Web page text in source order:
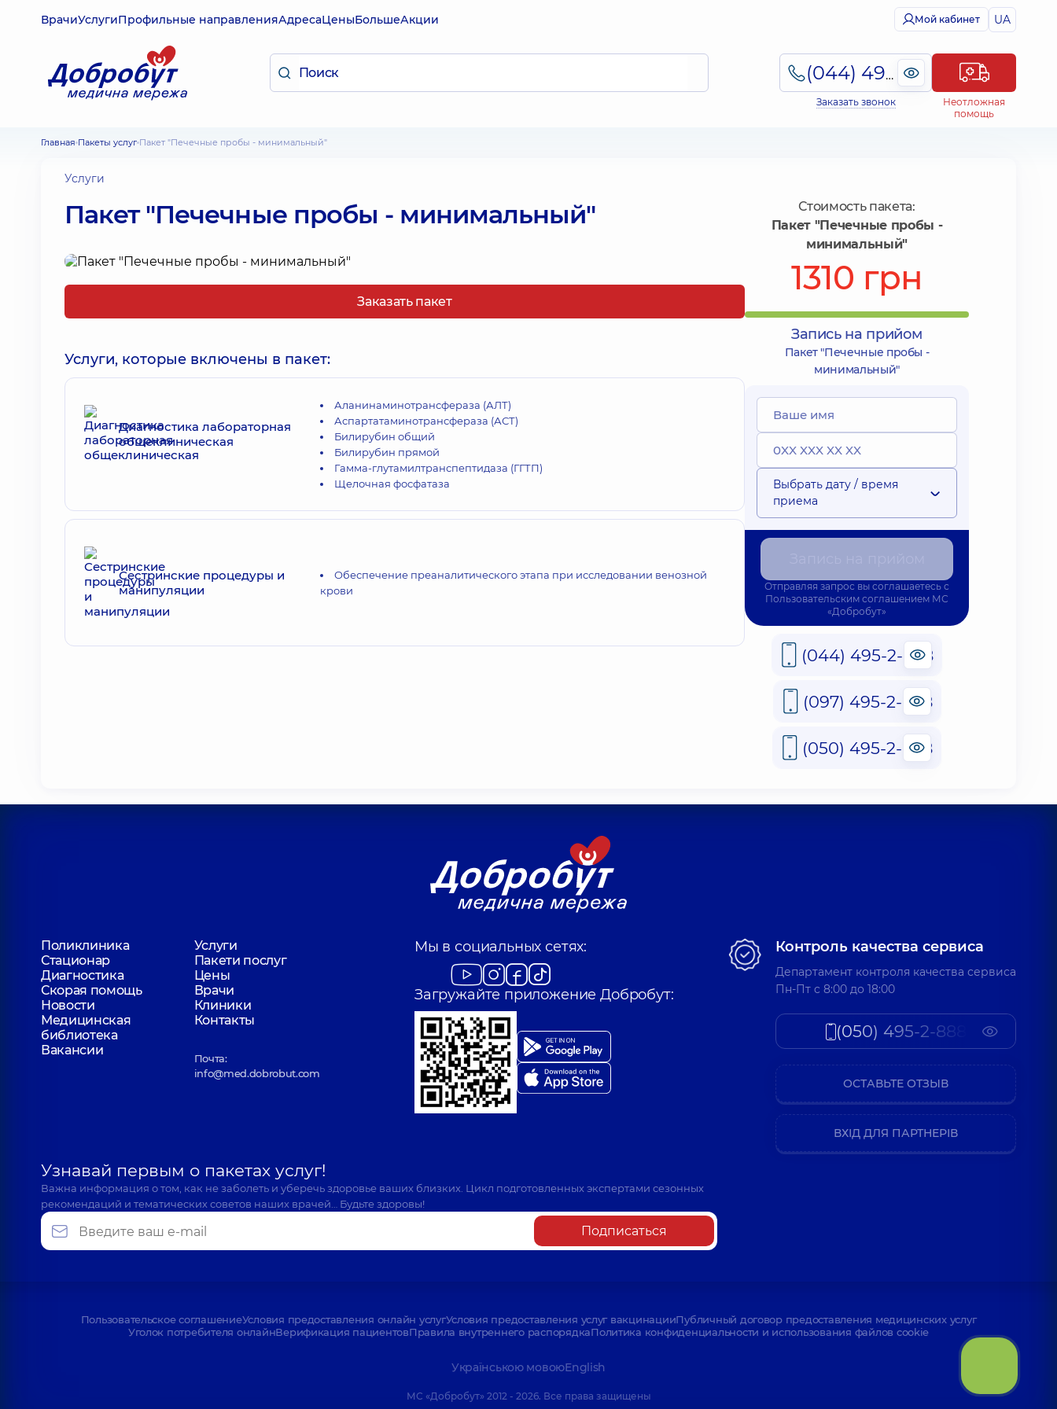
ВрачиУслугиПрофильные направленияАдресаЦеныБольшеАкции Мой кабинет UA
(044) 495-2-888
Заказать звонок
Неотложная
помощь
Главная Пакеты услуг Пакет "Печечные пробы - минимальный"
Услуги
Пакет "Печечные пробы - минимальный"
Заказать пакет
Услуги, которые включены в пакет:
Диагностика лабораторная
общеклиническая
Аланинаминотрансфераза (АЛТ)
Аспартатаминотрансфераза (АСТ)
Билирубин общий
Билирубин прямой
Гамма-глутамилтранспептидаза (ГГТП)
Щелочная фосфатаза
Сестринские процедуры и
манипуляции
Обеспечение преаналитического этапа при исследовании венозной
крови
Стоимость пакета:
Пакет "Печечные пробы -
минимальный"
1310 грн
Запись на прийом
Пакет "Печечные пробы -
минимальный"
Выбрать дату / время
приема
Отправляя запрос вы соглашаетесь с
Пользовательским соглашением МС
«Добробут»
(044) 495-2-888
(097) 495-2-888
(050) 495-2-888
Поликлиника
Услуги
Стационар
Пакети послуг
Диагностика
Цены
Скорая помощь
Врачи
Новости
Клиники
Медицинская
библиотека
Контакты
Вакансии
Почта:
info@med.dobrobut.com
Мы в социальных сетях:
Загружайте приложение Добробут:
Узнавай первым о пакетах услуг!
Важна информация о том, как не заболеть и уберечь здоровье ваших близких. Цикл подготовленных экспертами сезонных
рекомендаций и тематических советов наших врачей… Будьте здоровы!
Подписаться
Контроль качества сервиса
Департамент контроля качества сервиса
Пн-Пт c 8:00 до 18:00
(050) 495-2-888
ОСТАВЬТЕ ОТЗЫВ
ВХІД ДЛЯ ПАРТНЕРІВ
Пользовательское соглашениеУсловия предоставления онлайн услугУсловия предоставления услуг вакцинацииПубличный договор предоставления медицинских услуг
Уголок потребителя онлайнВерификация пациентовПравила внутреннего распорядкаПолитика конфиденциальности и использования файлов cookie
Українською мовоюEnglish
МС «Добробут» 2012 - 2026. Все права защищены